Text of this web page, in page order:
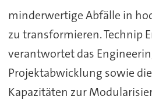
minderwertige Abfälle in
zu transformieren. Technip
verantwortet das
Projektabwicklung sowie
Kapazitäten zur